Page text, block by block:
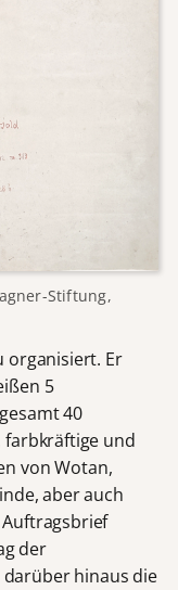
Stiftung,
organisiert. Er
5
40
farbkräftige und
von Wotan,
aber auch
der
hinaus die